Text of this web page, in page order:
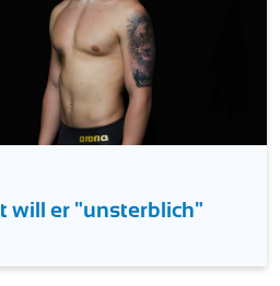
will er "unsterblich"